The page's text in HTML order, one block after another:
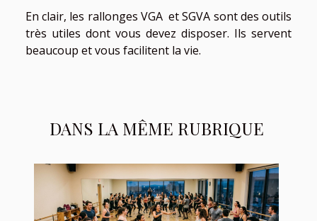
En clair, les rallonges VGA et SGVA sont des outils
très utiles dont vous devez disposer. Ils servent
beaucoup et vous facilitent la vie.
DANS LA MÊME RUBRIQUE